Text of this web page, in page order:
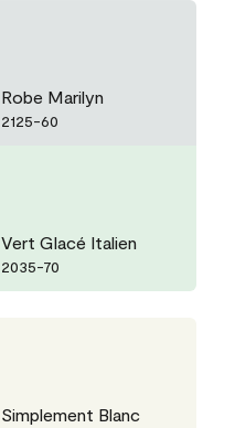
Robe Marilyn
2125-60
Vert Glacé Italien
2035-70
Simplement Blanc